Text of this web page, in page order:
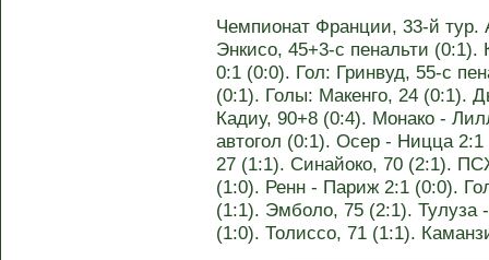
Чемпионат Франции, 33-й
Энкисо, 45+3-с пенальти
0:1 (0:0). Гол: Гринвуд, 55-с
(0:1). Голы: Макенго, 24 (0:1).
Кадиу, 90+8 (0:4). Монако -
автогол (0:1). Осер - Ницца
27 (1:1). Синайоко, 70 (2:1).
(1:0). Ренн - Париж 2:1 (0:0).
(1:1). Эмболо, 75 (2:1). Тулуза
(1:0). Толиссо, 71 (1:1).